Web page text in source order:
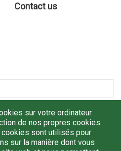
Contact us
sur votre ordinateur.
de nos propres cookies
sont utilisés pour
sur la manière dont vous